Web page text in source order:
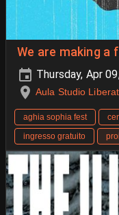
We are making a
Thursday, Apr
Aula Studio
aghia sophia fest
ingresso gratuito